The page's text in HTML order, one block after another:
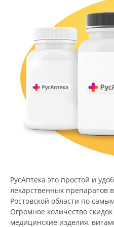
РусАптека это простой и
лекарственных препаратов
Ростовской области по
Огромное количество
медицинские изделия,